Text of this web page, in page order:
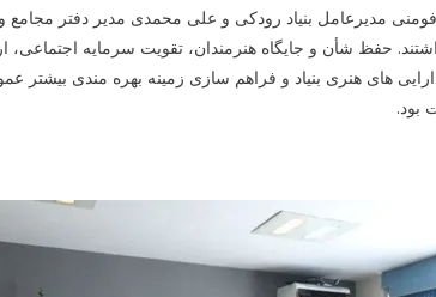
مدیرعامل بنیاد رودکی و علی محمدی مدیر دفتر
حفظ شأن و جایگاه هنرمندان، تقویت سرمایه اجتماعی،
های هنری بنیاد و فراهم سازی زمینه بهره مندی بیشتر
بود.